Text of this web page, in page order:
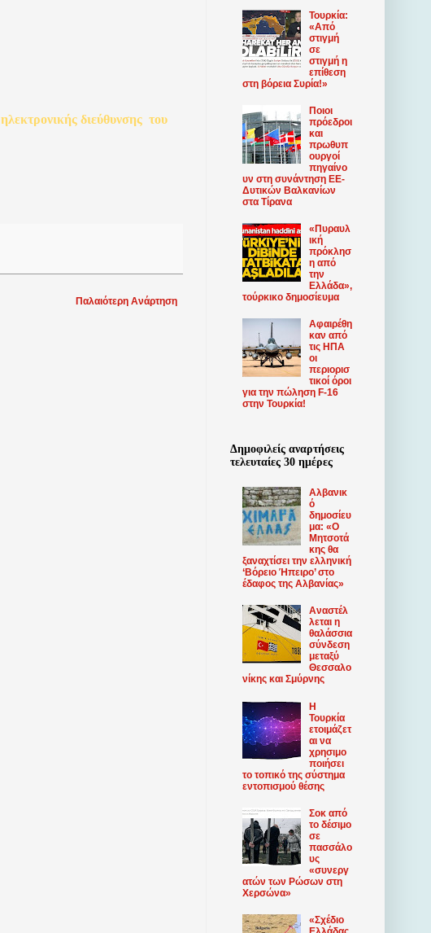
ηλεκτρονικής διεύθυνσης του
Παλαιότερη Ανάρτηση
Τουρκία:
«Από
στιγμή
σε
στιγμή η
επίθεση
στη βόρεια Συρία!»
Ποιοι
πρόεδροι
και
πρωθυπ
ουργοί
πηγαίνο
υν στη συνάντηση ΕΕ-
Δυτικών Βαλκανίων
στα Τίρανα
«Πυραυλ
ική
πρόκλησ
η από
την
Ελλάδα»,
τούρκικο δημοσίευμα
Αφαιρέθη
καν από
τις ΗΠΑ
οι
περιορισ
τικοί όροι
για την πώληση F-16
στην Τουρκία!
Δημοφιλείς αναρτήσεις
τελευταίες 30 ημέρες
Αλβανικ
ό
δημοσίευ
μα: «Ο
Μητσοτά
κης θα
ξαναχτίσει την ελληνική
‘Βόρειο Ήπειρο’ στο
έδαφος της Αλβανίας»
Αναστέλ
λεται η
θαλάσσια
σύνδεση
μεταξύ
Θεσσαλο
νίκης και Σμύρνης
Η
Τουρκία
ετοιμάζετ
αι να
χρησιμο
ποιήσει
το τοπικό της σύστημα
εντοπισμού θέσης
Σοκ από
το δέσιμο
σε
πασσάλο
υς
«συνεργ
ατών των Ρώσων στη
Χερσώνα»
«Σχέδιο